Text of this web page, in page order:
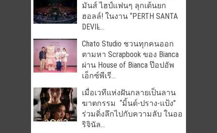
มันส์ ไฮป์แฟนๆ ลุกเต้นยก
ฮอลล์! ในงาน “PERTH SANTA
DEVIL̵...
Chato Studio ชวนทุกคนออก
ตามหา Scrapbook ของ Bianca
ผ่าน House of Bianca ป๊อปอัพ
เอ็กซ์พีเรี...
เมื่อเวทีแห่งฝันกลายเป็นลาน
ฆาตกรรม “มิ้นต์-ปราง-แป้ง”
ร่วมดิ่งลึกไปกับความลับ ในออ
ริจินัล...